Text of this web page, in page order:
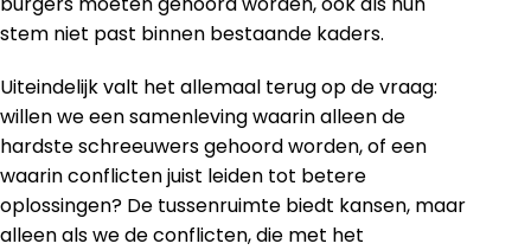
stem niet past binnen bestaande kaders.
Uiteindelijk valt het allemaal terug op de vraag:
willen we een samenleving waarin alleen de
hardste schreeuwers gehoord worden, of een
waarin conflicten juist leiden tot betere
oplossingen? De tussenruimte biedt kansen, maar
alleen als we de conflicten, die met het